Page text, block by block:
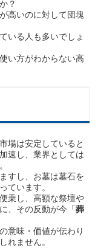
？
高いのに対して団塊
いる人も多いでしょ
い方がわからない高
場は安定していると
速し、業界としては
すし、お墓は墓石を
ています。
乗し、高額な祭壇や
、その反動が今「葬
意味・価値が伝わり
れません。